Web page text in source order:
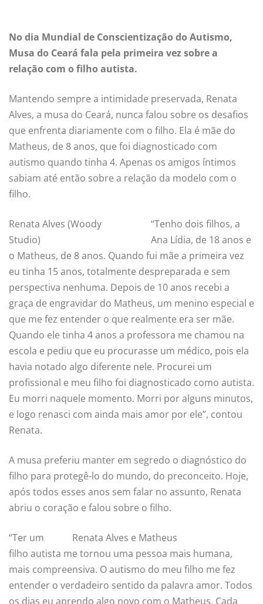
No dia Mundial de Conscientização do Autismo,
Musa do Ceará fala pela primeira vez sobre a
relação com o filho autista.
Mantendo sempre a intimidade preservada, Renata
Alves, a musa do Ceará, nunca falou sobre os desafios
que enfrenta diariamente com o filho. Ela é mãe do
Matheus, de 8 anos, que foi diagnosticado com
autismo quando tinha 4. Apenas os amigos íntimos
sabiam até então sobre a relação da modelo com o
filho.
Renata Alves (Woody
Studio)
“Tenho dois filhos, a
Ana Lídia, de 18 anos e
o Matheus, de 8 anos. Quando fui mãe a primeira vez
eu tinha 15 anos, totalmente despreparada e sem
perspectiva nenhuma. Depois de 10 anos recebi a
graça de engravidar do Matheus, um menino especial e
que me fez entender o que realmente era ser mãe.
Quando ele tinha 4 anos a professora me chamou na
escola e pediu que eu procurasse um médico, pois ela
havia notado algo diferente nele. Procurei um
profissional e meu filho foi diagnosticado como autista.
Eu morri naquele momento. Morri por alguns minutos,
e logo renasci com ainda mais amor por ele”, contou
Renata.
A musa preferiu manter em segredo o diagnóstico do
filho para protegê-lo do mundo, do preconceito. Hoje,
após todos esses anos sem falar no assunto, Renata
abriu o coração e falou sobre o filho.
Renata Alves e Matheus
“Ter um
filho autista me tornou uma pessoa mais humana,
mais compreensiva. O autismo do meu filho me fez
entender o verdadeiro sentido da palavra amor. Todos
os dias eu aprendo algo novo com o Matheus. Cada